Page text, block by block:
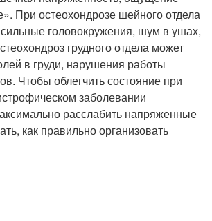
При остеохондрозе шейного отдела
сильные головокружения, шум в ушах,
грудного отдела может
в груди, нарушения работы
Чтобы облегчить состояние при
заболевании
расслабить напряженные
как правильно организовать